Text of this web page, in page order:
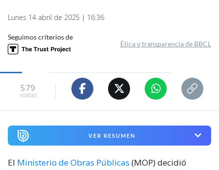
Lunes 14 abril de 2025 | 16:36
Seguimos criterios de
Ética y transparencia de BBCL
579
visitas
VER RESUMEN
El Ministerio de Obras Públicas (MOP) decidió